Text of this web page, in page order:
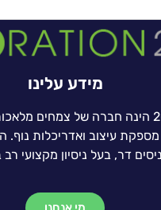
מידע עלינו
מספקת עיצוב ואדריכלות